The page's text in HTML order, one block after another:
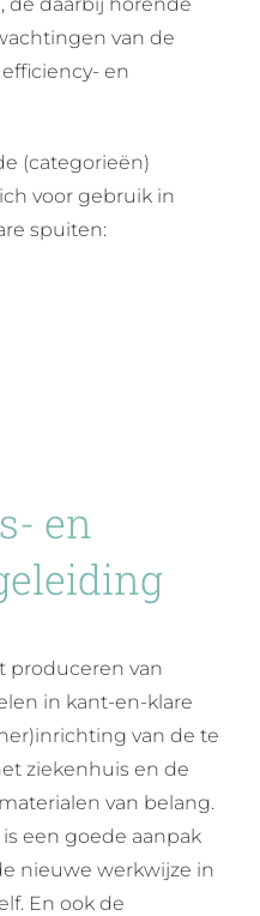
de daarbij horende
van de
en
(categorieën)
voor gebruik in
spuiten:
en
produceren van
in kant-en-klare
van de te
ziekenhuis en de
van belang.
een goede aanpak
nieuwe werkwijze in
En ook de